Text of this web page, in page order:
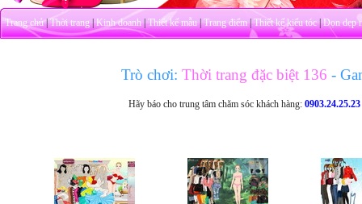
Trang chủ|Thời trang|Kinh doanh|Thiết kế mẫu|Trang điểm|Thiết kế kiểu tóc|Dọn dẹp
Trò chơi: Thời trang đặc biệt 136-
Hãy báo cho trung tâm chăm sóc khách hàng:0903.24.25.23